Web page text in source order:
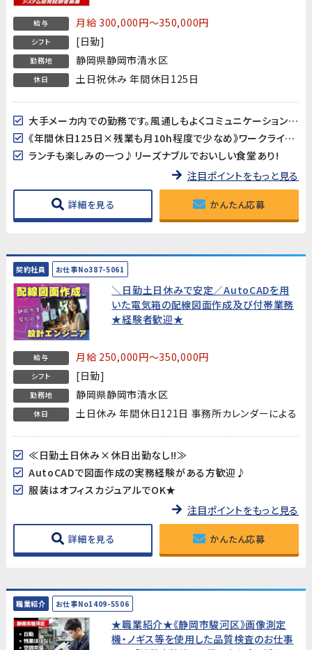
給与 月給 300,000円～350,000円
シフト [日勤]
勤務地 静岡県静岡市清水区
休日 土日祝休み 年間休日125日
大手メーカ内での勤務です。風通しもよくコミュニケーションの取り易い環境です。
《年間休日125日×残業も月10h程度で少なめ》ワークライフバランスも取り易い♪
ランチも楽しみの一つ♪リーズナブルでおいしい食堂あり!
注目ポイントをもっと見る
詳細を見る かんたん応募
契約社員 お仕事No387-5061
＼日勤土日休みで安定／AutoCADを用
いた電気箱の配線図面作成及び付帯業務
★経験者歓迎★
給与 月給 250,000円～350,000円
シフト [日勤]
勤務地 静岡県静岡市清水区
休日 土日休み 年間休日121日 事務所カレンダーによる
≪日勤土日休み×休日出勤なし!!≫
AutoCADで図面作成の実務経験がある方歓迎♪
服装はオフィスカジュアルでOK★
注目ポイントをもっと見る
詳細を見る かんたん応募
職業紹介 お仕事No1409-5506
★職業紹介★《静岡市駿河区》画像測定
機・ノギス等を使用した品質検査のお仕事